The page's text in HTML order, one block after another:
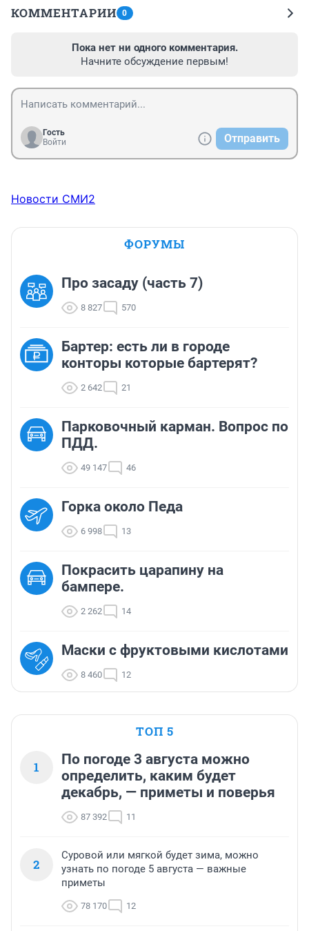
КОММЕНТАРИИ 0
Пока нет ни одного комментария.
Начните обсуждение первым!
Гость
Войти
Отправить
Новости СМИ2
ФОРУМЫ
Про засаду (часть 7)
8 827 570
Бартер: есть ли в городе
конторы которые бартерят?
2 642 21
Парковочный карман. Вопрос по
ПДД.
49 147 46
Горка около Педа
6 998 13
Покрасить царапину на
бампере.
2 262 14
Маски с фруктовыми кислотами
8 460 12
ТОП 5
1
По погоде 3 августа можно
определить, каким будет
декабрь, — приметы и поверья
87 392 11
2
Суровой или мягкой будет зима, можно
узнать по погоде 5 августа — важные
приметы
78 170 12